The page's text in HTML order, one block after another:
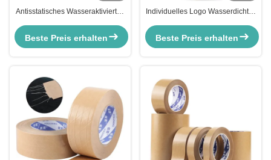
Antisstatisches Wasseraktiviertes
Gummiverpackungsteppich 0,13
mm
Beste Preis erhalten
Individuelles Logo Wasserdichtes
Roll mit Acrylklebstoff
Beste Preis erhalten